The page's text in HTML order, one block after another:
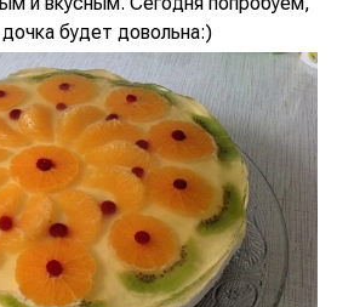
будет довольна:)